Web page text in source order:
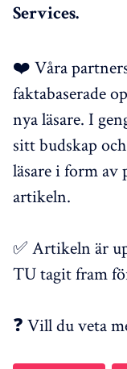
Services.
❤️ Våra
faktabaserade
nya läsare. I
sitt budskap
läsare i form av
artikeln.
✅ Artikeln är
TU tagit fram
❓ Vill du veta